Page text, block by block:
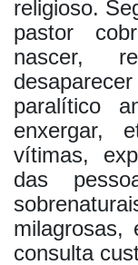
religioso.
pastor
nascer,
paralítico
enxergar,
vítimas,
das
milagrosas,
consulta